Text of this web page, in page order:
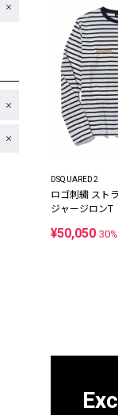
DSQUARED2
ロゴ刺繍 スト
ジャージロンT
¥50,050